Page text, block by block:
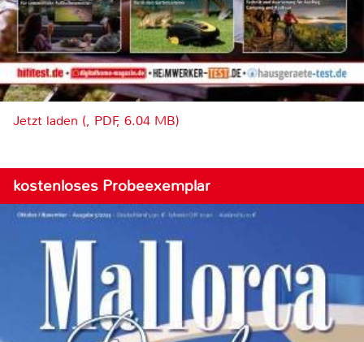
Jetzt laden (, PDF, 6.04 MB)
kostenloses Probeexemplar